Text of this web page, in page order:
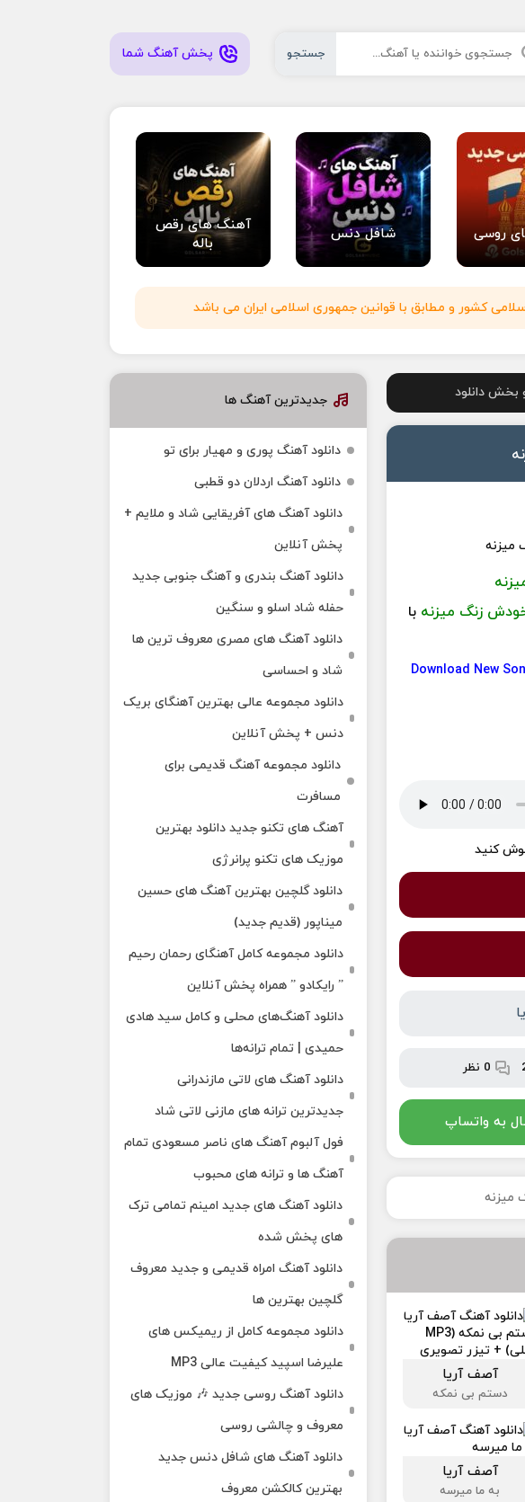
جستجو پخش آهنگ شما
روسی شافل دنس
آهنگ های رقص
باله
کشور و مطابق با قوانین جمهوری اسلامی ایران می باشد
بخش دانلود
زنگ میزنه با
Download New
کنید
0 نظر
به واتساپ
میزنه
آصف آریا
دستم بی نمکه
آصف آریا
به ما میرسه
جدیدترین آهنگ ها
دانلود آهنگ پوری و مهیار برای تو
دانلود آهنگ اردلان دو قطبی
دانلود آهنگ های آفریقایی شاد و ملایم +
پخش آنلاین
دانلود آهنگ بندری و آهنگ جنوبی جدید
حفله شاد اسلو و سنگین
دانلود آهنگ های مصری معروف ترین ها
شاد و احساسی
دانلود مجموعه عالی بهترین آهنگای بریک
دنس + پخش آنلاین
دانلود مجموعه آهنگ قدیمی برای
مسافرت
آهنگ های تکنو جدید دانلود بهترین
موزیک های تکنو پرانرژی
دانلود گلچین بهترین آهنگ های حسین
میناپور (قدیم جدید)
دانلود مجموعه کامل آهنگای رحمان رحیم
” رایکادو ” همراه پخش آنلاین
دانلود آهنگ‌های محلی و کامل سید هادی
حمیدی | تمام ترانه‌ها
دانلود آهنگ‌ های لاتی مازندرانی
جدیدترین ترانه های مازنی لاتی شاد
فول آلبوم آهنگ‌ های ناصر مسعودی تمام
آهنگ‌ ها و ترانه‌ های محبوب
دانلود آهنگ های جدید امینم تمامی ترک
های پخش شده
دانلود آهنگ امراه قدیمی و جدید معروف
گلچین بهترین ها
دانلود مجموعه کامل از ریمیکس های
علیرضا اسپید کیفیت عالی MP3
دانلود آهنگ روسی جدید 🎶 موزیک‌ های
معروف و چالشی روسی
دانلود آهنگ های شافل دنس جدید
بهترین کالکشن معروف